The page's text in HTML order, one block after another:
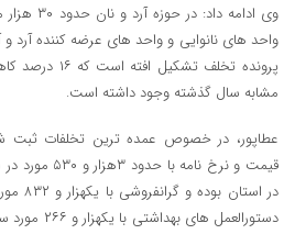
وی ادامه
پرونده تخلف
مشابه سال گذشته وجود داشته است.
عطاپور، در خصوص عمده ترین تخلفات ثبت
قیمت و نرخ
در